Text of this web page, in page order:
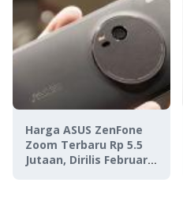
Harga ASUS ZenFone
Zoom Terbaru Rp 5.5
Jutaan, Dirilis Februari